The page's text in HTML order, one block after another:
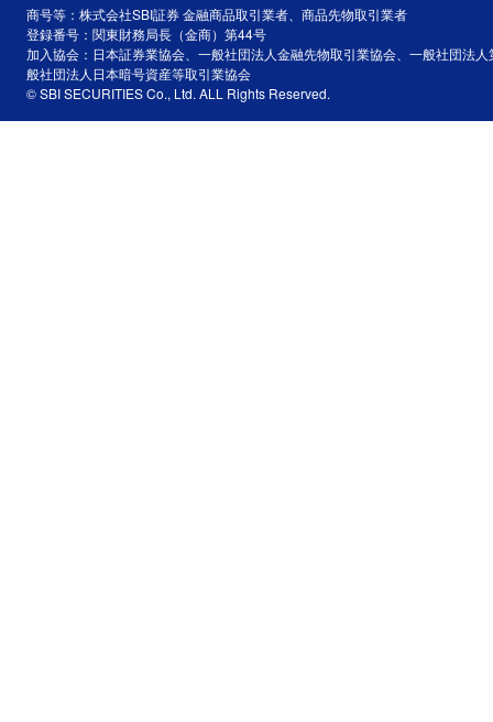
商号等：株式会社SBI証券 金融商品取引業者、商品先物取引業者
登録番号：関東財務局長（金商）第44号
加入協会：日本証券業協会、一般社団法人金融先物取引業協会、一般社団法
般社団法人日本暗号資産等取引業協会
© SBI SECURITIES Co., Ltd. ALL Rights Reserved.